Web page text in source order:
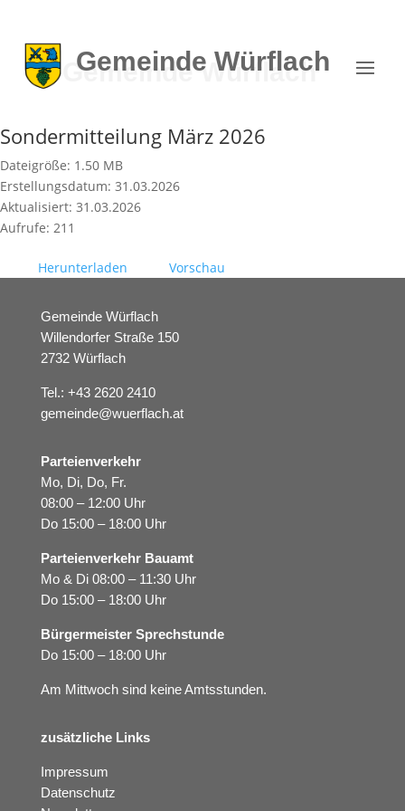
Gemeinde Würflach
Sondermitteilung März 2026
Dateigröße: 1.50 MB
Erstellungsdatum: 31.03.2026
Aktualisiert: 31.03.2026
Aufrufe: 211
Herunterladen Vorschau
Gemeinde Würflach
Willendorfer Straße 150
2732 Würflach
Tel.: +43 2620 2410
gemeinde@wuerflach.at
Parteienverkehr
Mo, Di, Do, Fr.
08:00 – 12:00 Uhr
Do 15:00 – 18:00 Uhr
Parteienverkehr Bauamt
Mo & Di 08:00 – 11:30 Uhr
Do 15:00 – 18:00 Uhr
Bürgermeister Sprechstunde
Do 15:00 – 18:00 Uhr
Am Mittwoch sind keine Amtsstunden.
zusätzliche Links
Impressum
Datenschutz